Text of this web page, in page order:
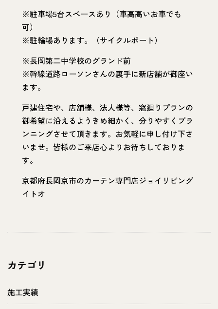
カテゴリ
施工実績
※駐車場5台スペースあり（車高高いお車でも
可）
※駐輪場あります。（サイクルポート）
※長岡第二中学校のグランド前
※幹線道路ローソンさんの裏手に新店舗が御座い
ます。
戸建住宅や、店舗様、法人様等、窓廻りプランの
御希望に沿えるようきめ細かく、分りやすくプラ
ンニングさせて頂きます。お気軽に申し付け下さ
いませ。皆様のご来店心よりお待ちしておりま
す。
京都府長岡京市のカーテン専門店ジョイリビング
イトオ